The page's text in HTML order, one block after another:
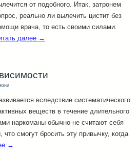
от подобного. Итак, затронем
реально ли вылечить цистит без
врача, то есть своими силами.
далее →
вследствие систематического
веществ в течение длительного
наркоманы обычно не считают себя
смогут бросить эту привычку, когда
→